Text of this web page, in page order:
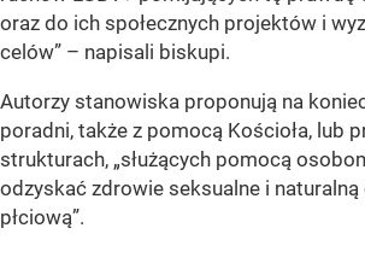
oraz do ich społecznych projektów i
celów” – napisali biskupi.
Autorzy stanowiska proponują na
poradni, także z pomocą Kościoła, lub
strukturach, „służących pomocą
odzyskać zdrowie seksualne i
płciową”.